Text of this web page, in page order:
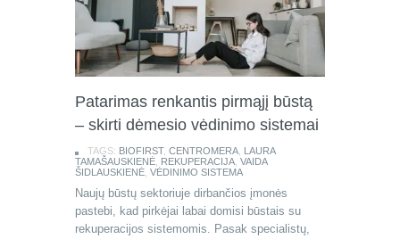
Patarimas renkantis pirmąjį būstą
– skirti dėmesio vėdinimo sistemai
TAGS: BIOFIRST, CENTROMERA LAURA
TAMAŠAUSKIENĖ REKUPERACIJA VAIDA
ŠIDLAUSKIENĖ VĖDINIMO SISTEMA
Naujų būstų sektoriuje dirbančios įmonės
pastebi, kad pirkėjai labai domisi būstais su
rekuperacijos sistemomis. Pasak specialistų,